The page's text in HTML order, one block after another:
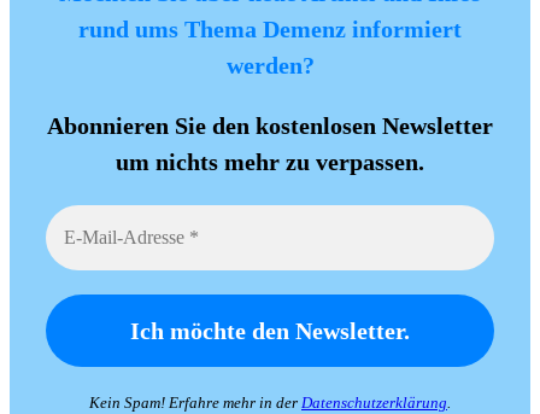
rund ums Thema Demenz informiert
werden?
Abonnieren Sie den kostenlosen Newsletter
um nichts mehr zu verpassen.
Kein Spam! Erfahre mehr in der Datenschutzerklärung.